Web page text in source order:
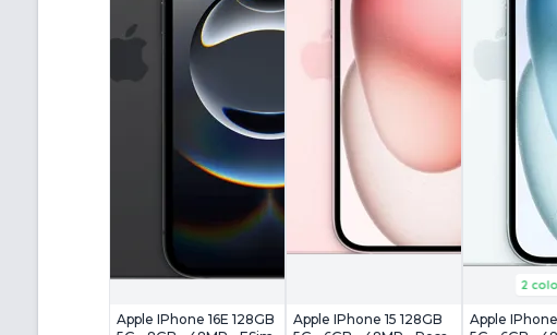
Apple IPhone 16E 128GB
Apple IPhone 15 128GB
2
Apple IPhone